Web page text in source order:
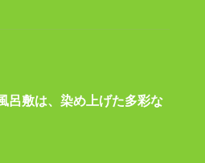
呂敷は、染め上げた多彩な